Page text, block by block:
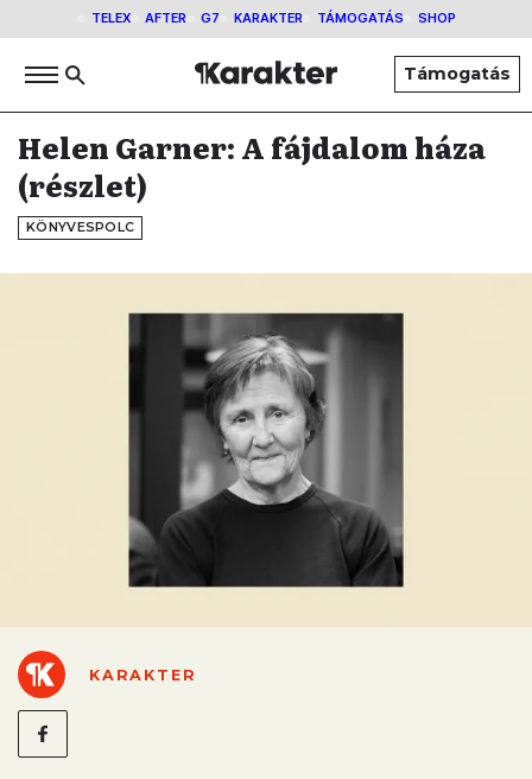
TELEX AFTER G7 KARAKTER TÁMOGATÁS SHOP
Támogatás
Helen Garner: A fájdalom háza
(részlet)
KÖNYVESPOLC
KARAKTER